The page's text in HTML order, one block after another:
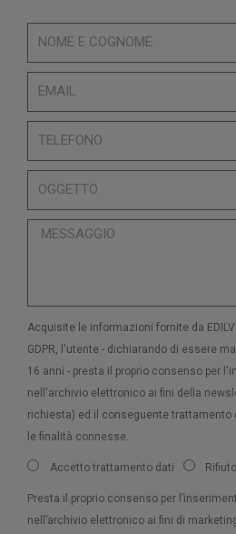
Acquisite le informazioni fornite da
GDPR, l'utente - dichiarando di essere
16 anni - presta il proprio consenso per
nell'archivio elettronico ai fini della
richiesta) ed il conseguente trattamento
le finalità connesse.
Accetto trattamento dati
Presta il proprio consenso per
nell’archivio elettronico ai fini di